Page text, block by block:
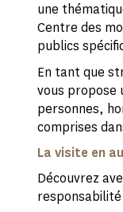
une
Centre des
publics
En tant que
vous propose
personnes,
comprises
La visite en
Découvrez